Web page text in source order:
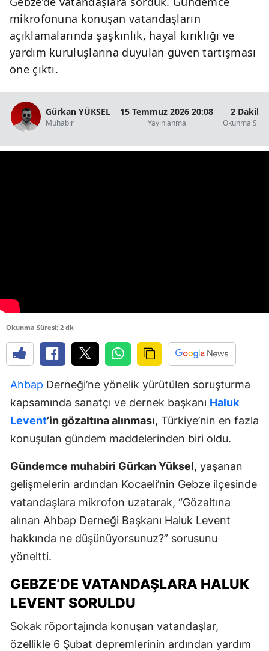
mikrofonuna konuşan vatandaşların
açıklamalarında şaşkınlık, hayal kırıklığı ve
yardım kuruluşlarına duyulan güven tartışması
öne çıktı.
Gürkan YÜKSEL
Muhabir
15 Temmuz 2026 20:08
Yayınlanma
2 Dakika
Okunma
Okunma Süresi: 2 dk
Ahbap Derneği’ne yönelik yürütülen soruşturma
kapsamında sanatçı ve dernek başkanı Haluk
Levent’in gözaltına alınması, Türkiye’nin en fazla
konuşulan gündem maddelerinden biri oldu.
Gündemce muhabiri Gürkan Yüksel, yaşanan
gelişmelerin ardından Kocaeli’nin Gebze ilçesinde
vatandaşlara mikrofon uzatarak, “Gözaltına
alınan Ahbap Derneği Başkanı Haluk Levent
hakkında ne düşünüyorsunuz?” sorusunu
yöneltti.
GEBZE’DE VATANDAŞLARA HALUK
LEVENT SORULDU
Sokak röportajında konuşan vatandaşlar,
özellikle 6 Şubat depremlerinin ardından yardım